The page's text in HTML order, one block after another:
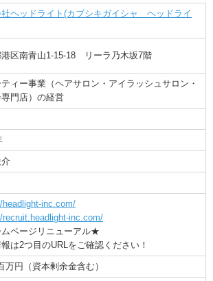
ヘッドライト(カブシキガイシャ ヘッドライ
港区南青山1-15-18 リーラ乃木坂7階
ティー事業（ヘアサロン・アイラッシュサロン・
門店）の経営
headlight-inc.com/
recruit.headlight-inc.com/
ページリニューアル★
は2つ目のURLをご確認ください！
万円（資本剰余金含む）